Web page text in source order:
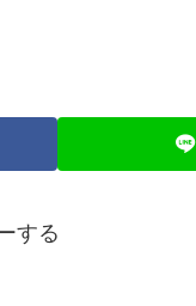
する